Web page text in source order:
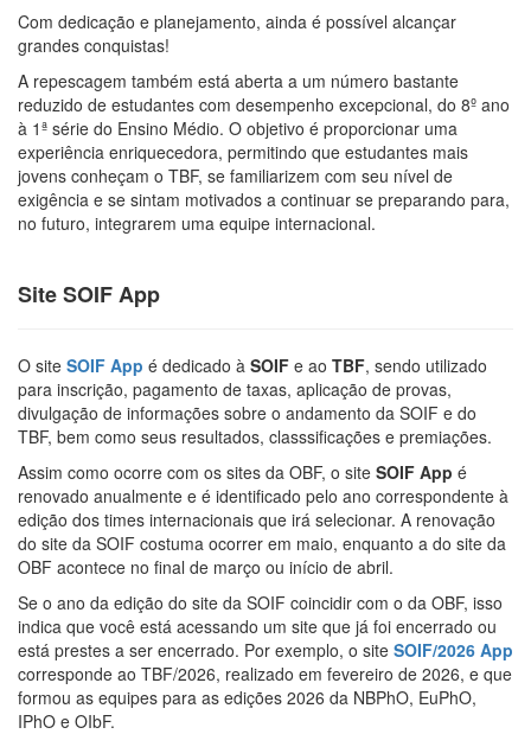
Com dedicação e planejamento, ainda é possível alcançar
grandes conquistas!
A repescagem também está aberta a um número bastante
reduzido de estudantes com desempenho excepcional, do 8º ano
à 1ª série do Ensino Médio. O objetivo é proporcionar uma
experiência enriquecedora, permitindo que estudantes mais
jovens conheçam o TBF, se familiarizem com seu nível de
exigência e se sintam motivados a continuar se preparando para,
no futuro, integrarem uma equipe internacional.
Site SOIF App
O site SOIF App é dedicado à SOIF e ao TBF, sendo utilizado
para inscrição, pagamento de taxas, aplicação de provas,
divulgação de informações sobre o andamento da SOIF e do
TBF, bem como seus resultados, classsificações e premiações.
Assim como ocorre com os sites da OBF, o site SOIF App é
renovado anualmente e é identificado pelo ano correspondente à
edição dos times internacionais que irá selecionar. A renovação
do site da SOIF costuma ocorrer em maio, enquanto a do site da
OBF acontece no final de março ou início de abril.
Se o ano da edição do site da SOIF coincidir com o da OBF, isso
indica que você está acessando um site que já foi encerrado ou
está prestes a ser encerrado. Por exemplo, o site SOIF/2026 App
corresponde ao TBF/2026, realizado em fevereiro de 2026, e que
formou as equipes para as edições 2026 da NBPhO, EuPhO,
IPhO e OIbF.